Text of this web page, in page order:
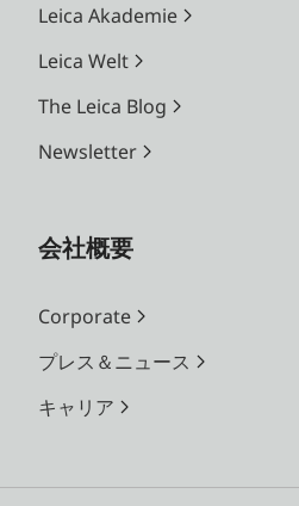
Leica Akademie
Leica Welt
The Leica Blog
Newsletter
会社概要
Corporate
プレス＆ニュース
キャリア